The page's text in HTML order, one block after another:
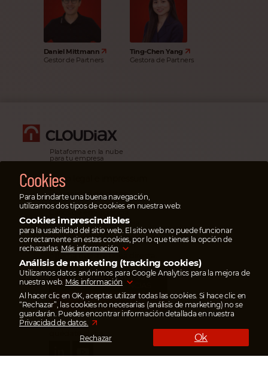
Daniel Mittmann
Gestor de Partners
Ting-Chen Yang
Gestora de Partners
Plataforma en la nube
para tu empresa
Aviso legal e impressum
Privacidad de datos
Casos de emergencia
En casos de emergencia
escribe un ticket
en el portal de servicios
llamanuestra línea directa.
AHORRA HASTA 95%
EN TRANSFERENCIAS
Paga tus facturas
con wise.com
Síguenos y
quédate al día
Cookies
Para brindarte una buena navegación,
utilizamos dos tipos de cookies en nuestra web:
Cookies imprescindibles
para la usabilidad del sitio web. El sitio web no puede funcionar
correctamente sin estas cookies, por lo que tienes la opción de
rechazarlas. Más información
Análisis de marketing (tracking cookies)
Utilizamos datos anónimos para Google Analytics para la mejora de
nuestra web. Más información
Al hacer clic en OK, aceptas utilizar todas las cookies. Si hace clic en
“Rechazar”, las cookies no necesarias (análisis de marketing) no se
guardarán. Puedes encontrar información detallada en nuestra
Privacidad de datos.
Rechazar
Ok